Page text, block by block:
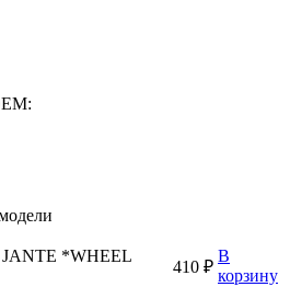
JANTE *WHEEL
410 ₽
В
корзину